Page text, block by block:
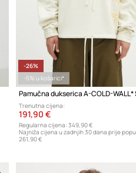
-26%
-5% u košarici*
Trenutna cijena:
191,90 €
Regularna cijena: 349,90 €
Najniža cijena u zadnjih 30 dana prije
261,90 €